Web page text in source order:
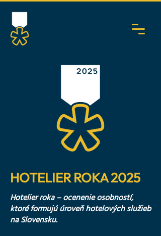
HOTELIER ROKA 2025
Hotelier roka – ocenenie osobností,
ktoré formujú úroveň hotelových služieb
na Slovensku.